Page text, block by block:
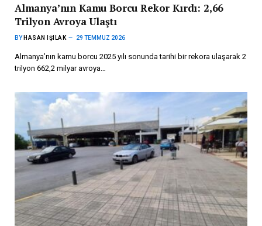
Almanya’nın Kamu Borcu Rekor Kırdı: 2,66
Trilyon Avroya Ulaştı
BY HASAN IŞILAK 29 TEMMUZ 2026
Almanya’nın kamu borcu 2025 yılı sonunda tarihi bir rekora ulaşarak 2
trilyon 662,2 milyar avroya…